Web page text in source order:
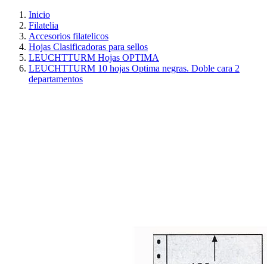
Inicio
Filatelia
Accesorios filatelicos
Hojas Clasificadoras para sellos
LEUCHTTURM Hojas OPTIMA
LEUCHTTURM 10 hojas Optima negras. Doble cara 2
departamentos